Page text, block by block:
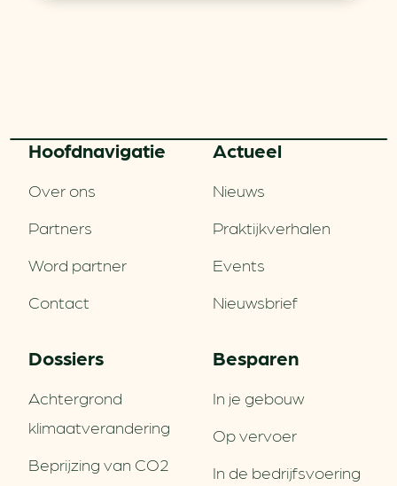
Hoofd­navigatie
Over ons
Partners
Word partner
Contact
Actueel
Nieuws
Praktijkverhalen
Events
Nieuwsbrief
Dossiers
Achtergrond
klimaatverandering
Beprijzing van CO2
Besparen
In je gebouw
Op vervoer
In de bedrijfsvoering